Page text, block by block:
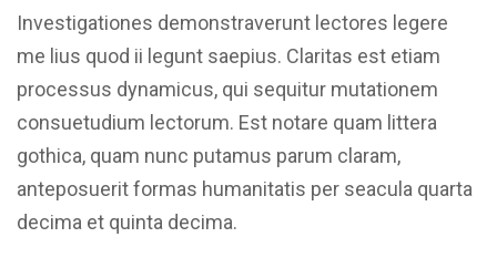
Investigationes demonstraverunt lectores legere
me lius quod ii legunt saepius. Claritas est etiam
processus dynamicus, qui sequitur mutationem
consuetudium lectorum. Est notare quam littera
gothica, quam nunc putamus parum claram,
anteposuerit formas humanitatis per seacula quarta
decima et quinta decima.